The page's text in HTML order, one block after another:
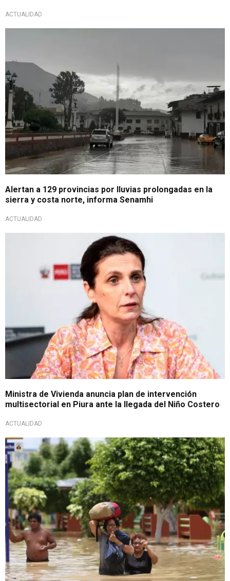
ACTUALIDAD
Alertan a 129 provincias por lluvias prolongadas en la
sierra y costa norte, informa Senamhi
ACTUALIDAD
Tras informe de caída lluvias
Ministra de Vivienda anuncia plan de intervención
multisectorial en Piura ante la llegada del Niño Costero
ACTUALIDAD
Tras alerta de Senamhi